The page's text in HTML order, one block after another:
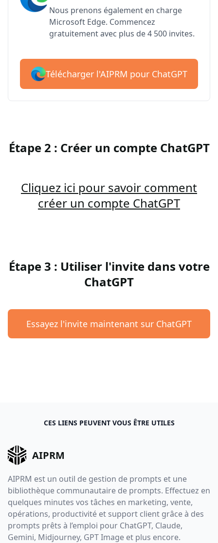
Nous prenons également en charge
Microsoft Edge. Commencez
gratuitement avec plus de 4 500 invites.
Télécharger l'AIPRM pour ChatGPT
Étape 2 : Créer un compte ChatGPT
Cliquez ici pour savoir comment
créer un compte ChatGPT
Étape 3 : Utiliser l'invite dans votre
ChatGPT
Essayez l'invite maintenant sur ChatGPT
CES LIENS PEUVENT VOUS ÊTRE UTILES
AIPRM
AIPRM est un outil de gestion de prompts et une
bibliothèque communautaire de prompts. Effectuez en
quelques minutes vos tâches en marketing, vente,
opérations, productivité et support client grâce à des
prompts prêts à l’emploi pour ChatGPT, Claude,
Gemini, Midjourney, GPT Image et plus encore.